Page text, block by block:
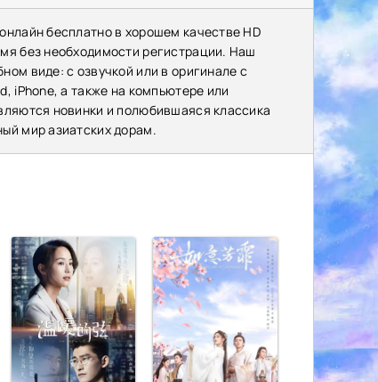
бесплатно в хорошем качестве HD
без необходимости регистрации. Наш
виде: с озвучкой или в оригинале с
iPhone, а также на компьютере или
новинки и полюбившаяся классика
мир азиатских дорам.